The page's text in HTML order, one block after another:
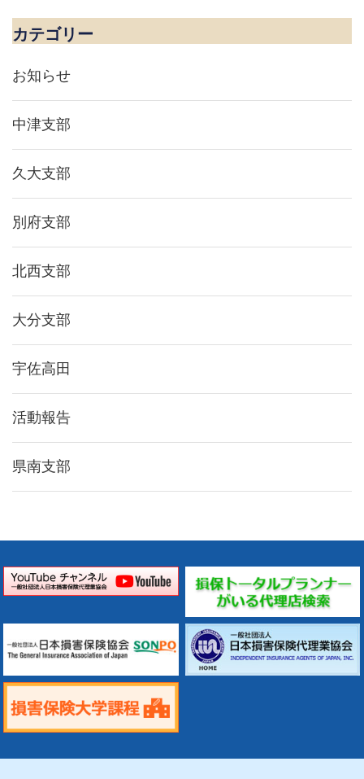
ー
シ
ョ
カテゴリー
お知らせ
中津支部
久大支部
別府支部
北西支部
大分支部
宇佐高田
活動報告
県南支部